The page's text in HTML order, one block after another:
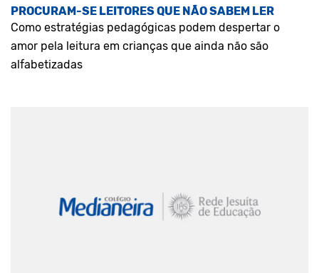
PROCURAM-SE LEITORES QUE NÃO SABEM LER
Como estratégias pedagógicas podem despertar o
amor pela leitura em crianças que ainda não são
alfabetizadas